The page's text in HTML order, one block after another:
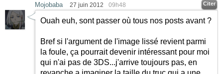
Mojobaba 27 juin 2012 09h48 Citer
Ouah euh, sont passer où tous nos posts avant ?
Bref si l'argument de l'image lissé revient parmi
la foule, ça pourrait devenir intéressant pour moi
qui n'ai pas de 3DS...j'arrive toujours pas, en